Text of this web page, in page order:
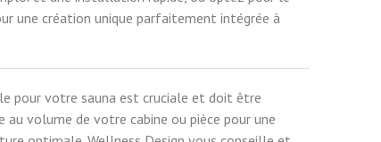
une création unique parfaitement intégrée à
pour votre sauna est cruciale et doit être
au volume de votre cabine ou pièce pour une